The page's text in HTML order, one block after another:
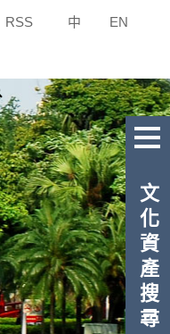
RSS 中 EN
尋
文化資產搜尋